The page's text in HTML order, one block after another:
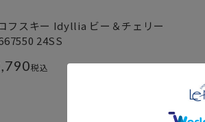
フスキー Idyllia ビー＆チェリー
24SS
税込